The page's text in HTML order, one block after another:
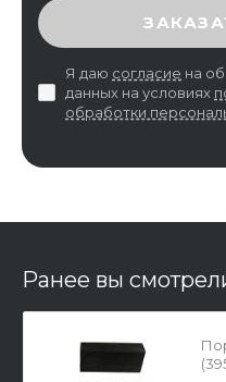
ВВЕДИТЕ
Я даю согласие на
данных на условиях
обработки
Ранее вы